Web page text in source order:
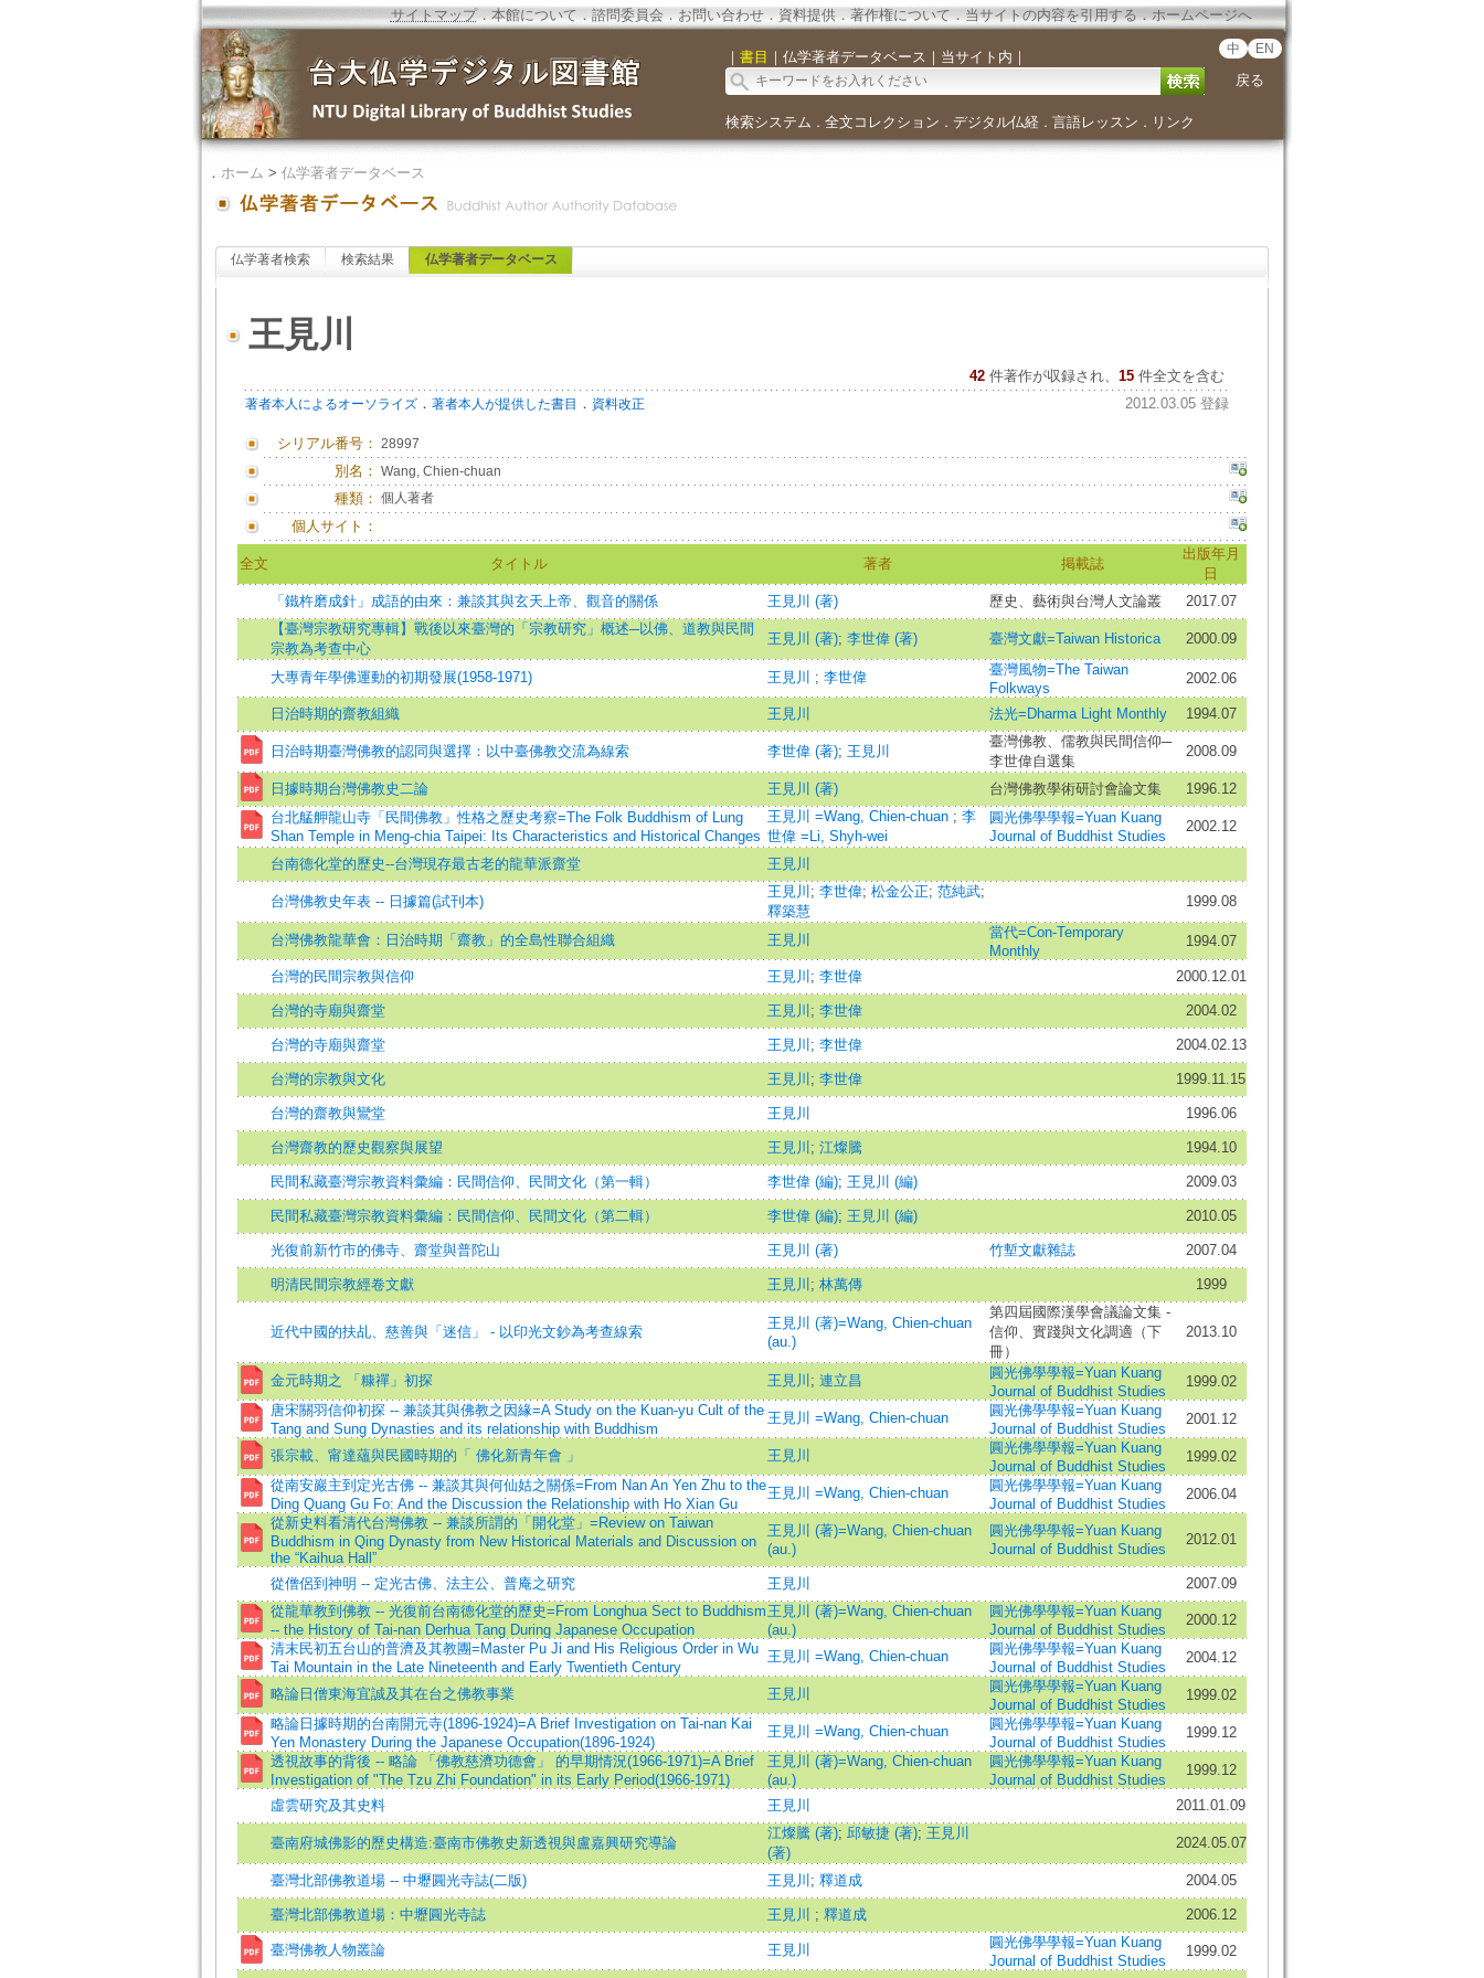
サイトマップ．本館について．諮問委員会． お問い合わせ． 資料提供．著作権について．当サイトの内容を引用する．ホームページへ
｜ 書目 ｜ 仏学著者データベース ｜ 当サイト内 ｜ 中 EN
戻る
検索システム ． 全文コレクション ． デジタル仏経． 言語レッスン ． リンク
． ホーム > 仏学著者データベース
仏学著者検索 検索結果 仏学著者データベース
王見川
42 件著作が収録され、 15件全文を含む
著者本人によるオーソライズ． 著者本人が提供した書目 ． 資料改正 2012.03.05 登録
シリアル番号： 28997
別名： Wang, Chien-chuan
種類： 個人著者
個人サイト：
全文 タイトル 著者 掲載誌
出版年月
日
「鐵杵磨成針」成語的由來：兼談其與玄天上帝、觀音的關係
王見川 (著) 歷史、藝術與台灣人文論叢
2017.07
【臺灣宗教研究專輯】戰後以來臺灣的「宗教研究」概述─以佛、道教與民間
宗教為考查中心
王見川 (著); 李世偉 (著) 臺灣文獻=Taiwan Historica 2000.09
大專青年學佛運動的初期發展(1958-1971) 王見川 ; 李世偉
臺灣風物=The Taiwan
Folkways
2002.06
日治時期的齋教組織 王見川 法光=Dharma Light Monthly 1994.07
日治時期臺灣佛教的認同與選擇：以中臺佛教交流為線索 李世偉 (著); 王見川
臺灣佛教、儒教與民間信仰─
李世偉自選集
2008.09
日據時期台灣佛教史二論 王見川 (著) 台灣佛教學術研討會論文集
1996.12
台北艋舺龍山寺「民間佛教」性格之歷史考察=The Folk Buddhism of Lung
Shan Temple in Meng-chia Taipei: Its Characteristics and Historical Changes
王見川 =Wang, Chien-chuan ; 李
世偉 =Li, Shyh-wei
圓光佛學學報=Yuan Kuang
Journal of Buddhist Studies
2002.12
台南德化堂的歷史--台灣現存最古老的龍華派齋堂 王見川
台灣佛教史年表 -- 日據篇(試刊本)
王見川 ; 李世偉; 松金公正; 范純武;
釋築慧
1999.08
台灣佛教龍華會：日治時期「齋教」的全島性聯合組織 王見川
當代=Con-Temporary
Monthly
1994.07
台灣的民間宗教與信仰 王見川 ; 李世偉 2000.12.01
台灣的寺廟與齋堂 王見川 ; 李世偉 2004.02
台灣的寺廟與齋堂 王見川 ; 李世偉 2004.02.13
台灣的宗教與文化 王見川 ; 李世偉 1999.11.15
台灣的齋教與鸞堂 王見川 1996.06
台灣齋教的歷史觀察與展望 王見川 ; 江燦騰 1994.10
民間私藏臺灣宗教資料彙編：民間信仰、民間文化（第一輯） 李世偉 (編); 王見川 (編) 2009.03
民間私藏臺灣宗教資料彙編：民間信仰、民間文化（第二輯） 李世偉 (編); 王見川 (編) 2010.05
光復前新竹市的佛寺、齋堂與普陀山 王見川 (著) 竹塹文獻雜誌 2007.04
明清民間宗教經卷文獻 王見川 ; 林萬傳 1999
近代中國的扶乩、慈善與「迷信」 - 以印光文鈔為考查線索
王見川 (著)=Wang, Chien-chuan
(au.)
第四屆國際漢學會議論文集 -
信仰、實踐與文化調適（下
冊）
2013.10
金元時期之 「糠禪」初探 王見川 ; 連立昌
圓光佛學學報=Yuan Kuang
Journal of Buddhist Studies
1999.02
唐宋關羽信仰初探 -- 兼談其與佛教之因緣=A Study on the Kuan-yu Cult of the
Tang and Sung Dynasties and its relationship with Buddhism
王見川 =Wang, Chien-chuan
圓光佛學學報=Yuan Kuang
Journal of Buddhist Studies
2001.12
張宗載、甯達蘊與民國時期的「 佛化新青年會 」 王見川
圓光佛學學報=Yuan Kuang
Journal of Buddhist Studies
1999.02
從南安巖主到定光古佛 -- 兼談其與何仙姑之關係=From Nan An Yen Zhu to the
Ding Quang Gu Fo: And the Discussion the Relationship with Ho Xian Gu
王見川 =Wang, Chien-chuan
圓光佛學學報=Yuan Kuang
Journal of Buddhist Studies
2006.04
從新史料看清代台灣佛教 -- 兼談所謂的「開化堂」=Review on Taiwan
Buddhism in Qing Dynasty from New Historical Materials and Discussion on
the “Kaihua Hall”
王見川 (著)=Wang, Chien-chuan
(au.)
圓光佛學學報=Yuan Kuang
Journal of Buddhist Studies
2012.01
從僧侶到神明 -- 定光古佛、法主公、普庵之研究 王見川
2007.09
從龍華教到佛教 -- 光復前台南德化堂的歷史=From Longhua Sect to Buddhism
-- the History of Tai-nan Derhua Tang During Japanese Occupation
王見川 (著)=Wang, Chien-chuan
(au.)
圓光佛學學報=Yuan Kuang
Journal of Buddhist Studies
2000.12
清末民初五台山的普濟及其教團=Master Pu Ji and His Religious Order in Wu
Tai Mountain in the Late Nineteenth and Early Twentieth Century
王見川 =Wang, Chien-chuan
圓光佛學學報=Yuan Kuang
Journal of Buddhist Studies
2004.12
略論日僧東海宜誠及其在台之佛教事業 王見川
圓光佛學學報=Yuan Kuang
Journal of Buddhist Studies
1999.02
略論日據時期的台南開元寺(1896-1924)=A Brief Investigation on Tai-nan Kai
Yen Monastery During the Japanese Occupation(1896-1924)
王見川 =Wang, Chien-chuan
圓光佛學學報=Yuan Kuang
Journal of Buddhist Studies
1999.12
透視故事的背後 -- 略論 「佛教慈濟功德會」 的早期情況(1966-1971)=A Brief
Investigation of "The Tzu Zhi Foundation" in its Early Period(1966-1971)
王見川 (著)=Wang, Chien-chuan
(au.)
圓光佛學學報=Yuan Kuang
Journal of Buddhist Studies
1999.12
虛雲研究及其史料 王見川 2011.01.09
臺南府城佛影的歷史構造:臺南市佛教史新透視與盧嘉興研究導論
江燦騰 (著); 邱敏捷 (著); 王見川
(著)
2024.05.07
臺灣北部佛教道場 -- 中壢圓光寺誌(二版) 王見川 ; 釋道成 2004.05
臺灣北部佛教道場：中壢圓光寺誌 王見川 ; 釋道成 2006.12
臺灣佛教人物叢論 王見川
圓光佛學學報=Yuan Kuang
Journal of Buddhist Studies
1999.02